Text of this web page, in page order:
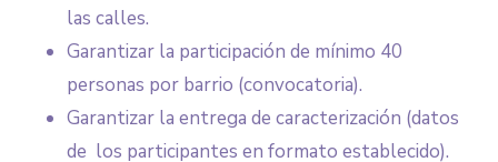
las calles.
Garantizar la participación de mínimo 40
personas por barrio (convocatoria).
Garantizar la entrega de caracterización (datos
de los participantes en formato establecido).